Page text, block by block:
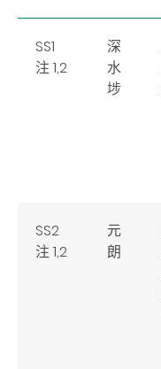
SS1
注 1,2
深
水
埗
SS2
注 1,2
元
朗